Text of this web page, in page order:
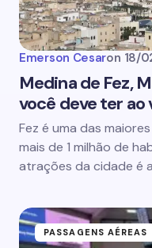
Emerson Cesaron 18/
Medina de Fez,
você deve ter ao
Fez é uma das
mais de 1 milhão de
atrações da cidade é
PASSAGENS AÉREAS